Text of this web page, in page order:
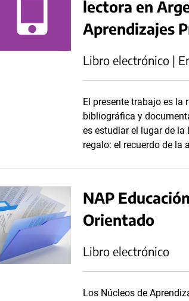
lectora en
Aprendizajes
Libro electrónico |
El presente trabajo es
bibliográfica y
es estudiar el lugar de
regalo: el recuerdo de la
NAP
Orientado
Libro electrónico
Los Núcleos de